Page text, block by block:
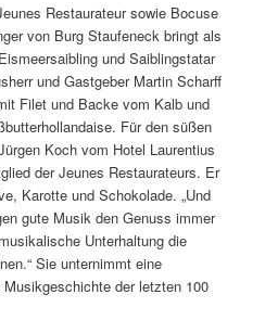
Restaurateur sowie Bocuse
von Burg Staufeneck bringt als
und Saiblingstatar
und Gastgeber Martin Scharff
Filet und Backe vom Kalb und
Für den süßen
Koch vom Hotel Laurentius
der Jeunes Restaurateurs. Er
Karotte und Schokolade. „Und
gute Musik den Genuss immer
Unterhaltung die
Sie unternimmt eine
der letzten 100